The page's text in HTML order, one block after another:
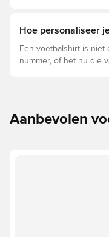
Hoe personaliseer
Een voetbalshirt is niet
nummer, of het nu die
Aanbevolen